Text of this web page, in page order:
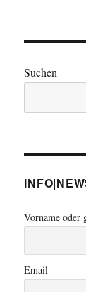
Suchen
Vorname oder
Email